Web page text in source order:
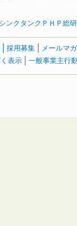
ンクタンクＰＨＰ総研
採用募集 メールマ
表示
一般事業主行